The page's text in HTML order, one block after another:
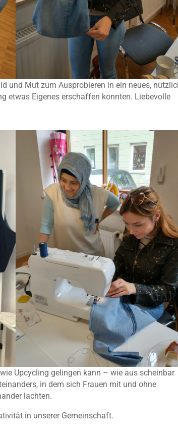
und Mut zum Ausprobieren in ein neues,
etwas Eigenes erschaffen konnten. Liebevolle
Upcycling gelingen kann – wie aus scheinbar
in dem sich Frauen mit und ohne
lachten.
in unserer Gemeinschaft.